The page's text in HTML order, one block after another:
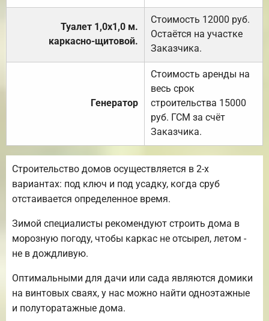
Туалет 1,0х1,0 м.
каркасно-щитовой.
Стоимость 12000 руб.
Остаётся на участке
Заказчика.
Генератор
Стоимость аренды на
весь срок
строительства 15000
руб. ГСМ за счёт
Заказчика.
Строительство домов осуществляется в 2-х
вариантах: под ключ и под усадку, когда сруб
отстаивается определенное время.
Зимой специалисты рекомендуют строить дома в
морозную погоду, чтобы каркас не отсырел, летом -
не в дождливую.
Оптимальными для дачи или сада являются домики
на винтовых сваях, у нас можно найти одноэтажные
и полуторатажные дома.